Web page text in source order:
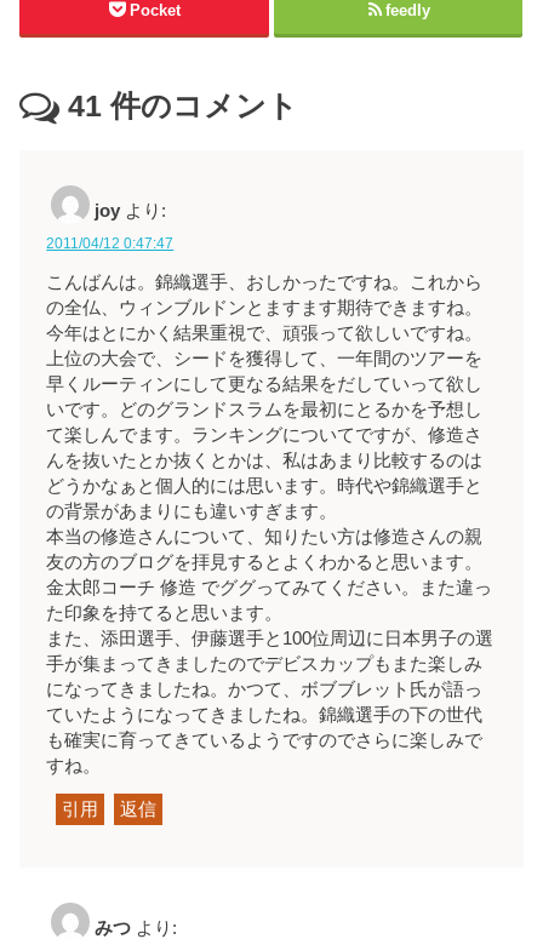
Pocket feedly
41 件のコメント
joy より:
2011/04/12 0:47:47
こんばんは。錦織選手、おしかったですね。これから
の全仏、ウィンブルドンとますます期待できますね。
今年はとにかく結果重視で、頑張って欲しいですね。
上位の大会で、シードを獲得して、一年間のツアーを
早くルーティンにして更なる結果をだしていって欲し
いです。どのグランドスラムを最初にとるかを予想し
て楽しんでます。ランキングについてですが、修造さ
んを抜いたとか抜くとかは、私はあまり比較するのは
どうかなぁと個人的には思います。時代や錦織選手と
の背景があまりにも違いすぎます。
本当の修造さんについて、知りたい方は修造さんの親
友の方のブログを拝見するとよくわかると思います。
金太郎コーチ 修造 でググってみてください。また違っ
た印象を持てると思います。
また、添田選手、伊藤選手と100位周辺に日本男子の選
手が集まってきましたのでデビスカップもまた楽しみ
になってきましたね。かつて、ボブブレット氏が語っ
ていたようになってきましたね。錦織選手の下の世代
も確実に育ってきているようですのでさらに楽しみで
すね。
引用 返信
みつ より: